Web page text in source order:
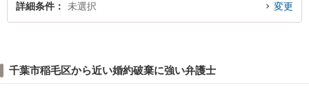
詳細条件 未選択 変更
千葉市稲毛区から近い婚約破棄に強い弁護士